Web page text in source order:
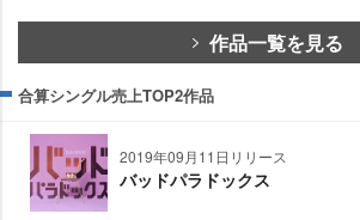
作品一覧を見る
合算シングル売上TOP2作品
2019年09月11日リリース
バッドパラドックス